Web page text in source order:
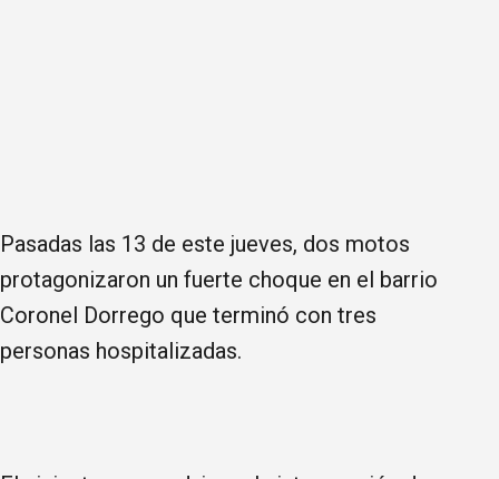
Pasadas las 13 de este jueves, dos motos
protagonizaron un fuerte choque en el barrio
Coronel Dorrego que terminó con tres
personas hospitalizadas.